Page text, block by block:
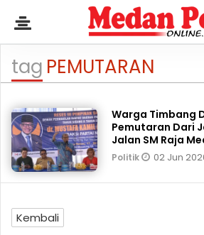
tag PEMUTARAN
Warga Timbang
Pemutaran Dari
Jalan SM Raja
Politik 02 Jun
Kembali